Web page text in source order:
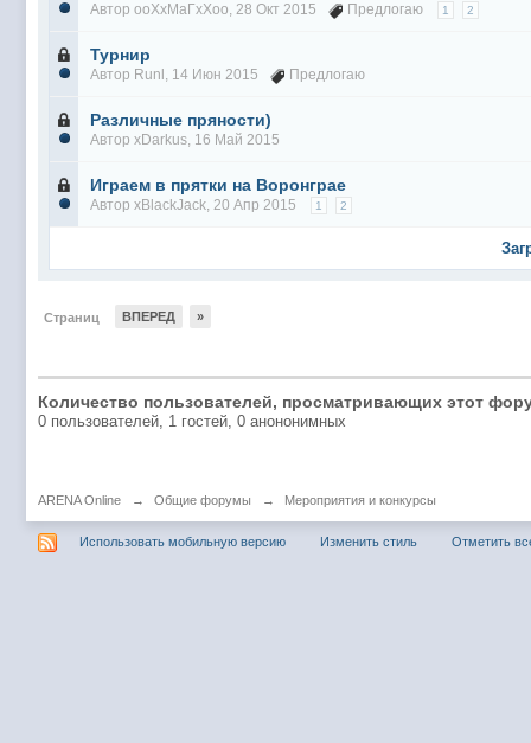
Автор ооХхМаГхХоо, 28 Окт 2015 Предлогаю 1 2
Турнир
Автор Runl , 14 Июн 2015 Предлогаю
Различные пряности)
Автор xDarkus, 16 Май 2015
Играем в прятки на Воронграе
Автор xBlackJack, 20 Апр 2015 1 2
Страниц ВПЕРЕД »
Количество пользователей, просматривающих этот
0 пользователей, 1 гостей, 0 анононимных
ARENA Online → Общие форумы → Мероприятия и конкурсы
Использовать мобильную версию Изменить стиль Отметить